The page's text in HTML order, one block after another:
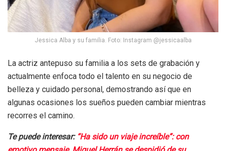
Jessica Alba y su familia. Foto: Instagram @jessicaalba
La actriz antepuso su familia a los sets de grabación y
actualmente enfoca todo el talento en su negocio de
belleza y cuidado personal, demostrando así que en
algunas ocasiones los sueños pueden cambiar mientras
recorres el camino.
Te puede interesar: “Ha sido un viaje increíble”: con